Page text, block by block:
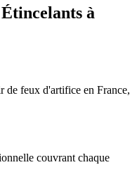
à
feux d'artifice en France,
couvrant chaque